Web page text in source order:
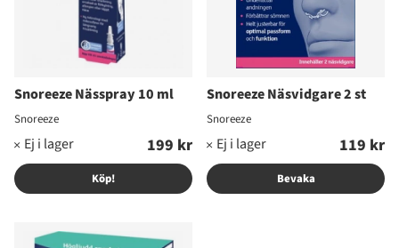
Snoreeze Nässpray 10 ml
Snoreeze
199 kr
Köp!
Snoreeze Näsvidgare 2 st
Snoreeze
119 kr
Bevaka